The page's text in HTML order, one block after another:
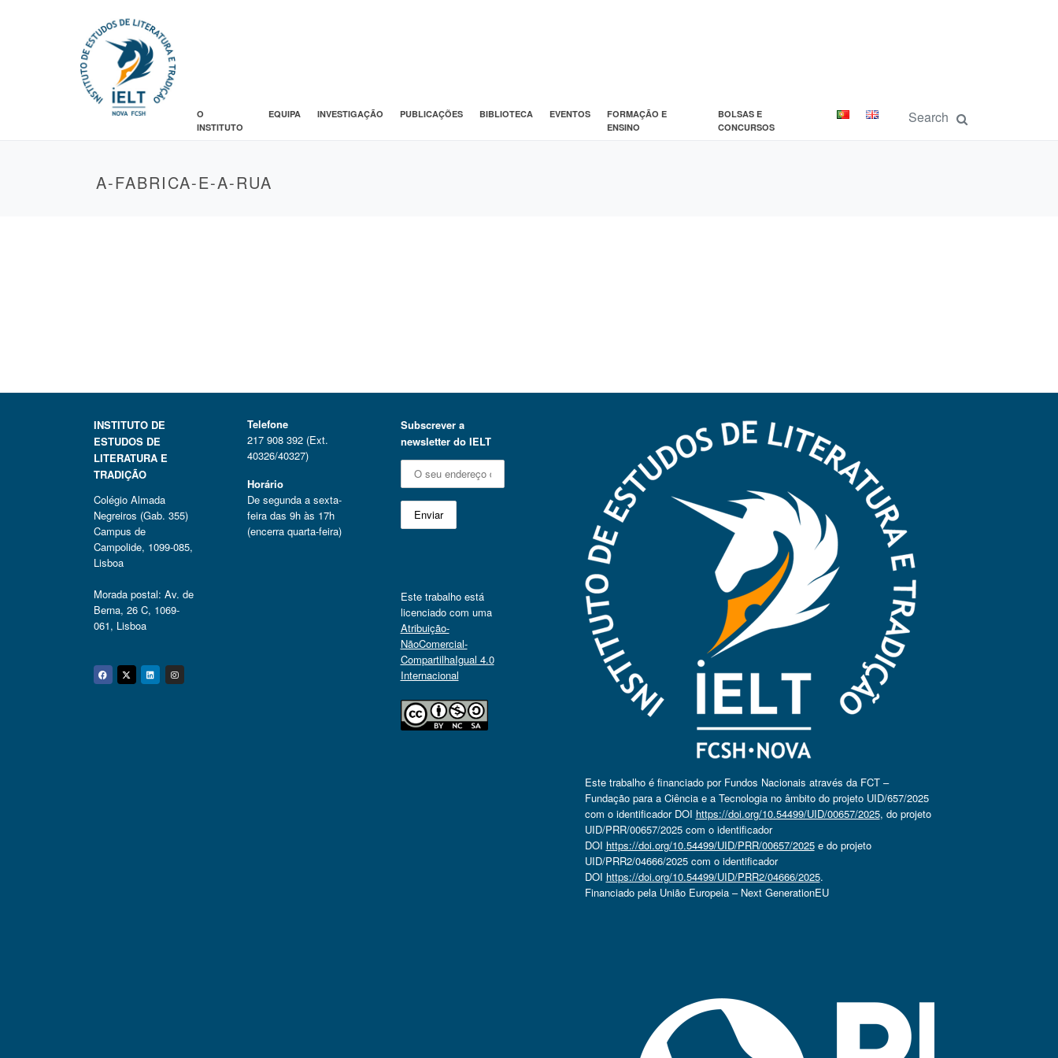
O
INSTITUTO
EQUIPA INVESTIGAÇÃO PUBLICAÇÕES BIBLIOTECA EVENTOS
FORMAÇÃO E
ENSINO
BOLSAS E
CONCURSOS
A-FABRICA-E-A-RUA
INSTITUTO DE
ESTUDOS DE
LITERATURA E
TRADIÇÃO
Colégio Almada
Negreiros (Gab. 355)
Campus de
Campolide, 1099-085,
Lisboa
Morada postal: Av. de
Berna, 26 C, 1069-
061, Lisboa
Facebook
Twitter
Linkedin
Instagram
Telefone
217 908 392 (Ext.
40326/40327)
Horário
De segunda a sexta-
feira das 9h às 17h
(encerra quarta-feira)
Subscrever a
newsletter do IELT
Este trabalho está
licenciado com uma
Atribuição-
NãoComercial-
CompartilhaIgual 4.0
Internacional
Este trabalho é financiado por Fundos Nacionais através da FCT –
Fundação para a Ciência e a Tecnologia no âmbito do projeto UID/657/2025
com o identificador DOI https://doi.org/10.54499/UID/00657/2025, do projeto
UID/PRR/00657/2025 com o identificador
DOI https://doi.org/10.54499/UID/PRR/00657/2025e do projeto
UID/PRR2/04666/2025 com o identificador
DOI https://doi.org/10.54499/UID/PRR2/04666/2025.
Financiado pela União Europeia – Next GenerationEU